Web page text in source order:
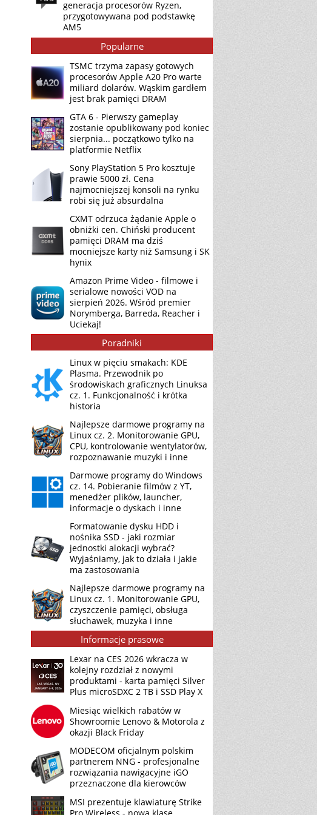
generacja procesorów Ryzen,
przygotowywana pod podstawkę
AM5
Popularne
TSMC trzyma zapasy gotowych
procesorów Apple A20 Pro warte
miliard dolarów. Wąskim gardłem
jest brak pamięci DRAM
GTA 6 - Pierwszy gameplay
zostanie opublikowany pod koniec
sierpnia... początkowo tylko na
platformie Netflix
Sony PlayStation 5 Pro kosztuje
prawie 5000 zł. Cena
najmocniejszej konsoli na rynku
robi się już absurdalna
CXMT odrzuca żądanie Apple o
obniżki cen. Chiński producent
pamięci DRAM ma dziś
mocniejsze karty niż Samsung i SK
hynix
Amazon Prime Video - filmowe i
serialowe nowości VOD na
sierpień 2026. Wśród premier
Norymberga, Barreda, Reacher i
Uciekaj!
Poradniki
Linux w pięciu smakach: KDE
Plasma. Przewodnik po
środowiskach graficznych Linuksa
cz. 1. Funkcjonalność i krótka
historia
Najlepsze darmowe programy na
Linux cz. 2. Monitorowanie GPU,
CPU, kontrolowanie wentylatorów,
rozpoznawanie muzyki i inne
Darmowe programy do Windows
cz. 14. Pobieranie filmów z YT,
menedżer plików, launcher,
informacje o dyskach i inne
Formatowanie dysku HDD i
nośnika SSD - jaki rozmiar
jednostki alokacji wybrać?
Wyjaśniamy, jak to działa i jakie
ma zastosowania
Najlepsze darmowe programy na
Linux cz. 1. Monitorowanie GPU,
czyszczenie pamięci, obsługa
słuchawek, muzyka i inne
Informacje prasowe
Lexar na CES 2026 wkracza w
kolejny rozdział z nowymi
produktami - karta pamięci Silver
Plus microSDXC 2 TB i SSD Play X
Miesiąc wielkich rabatów w
Showroomie Lenovo & Motorola z
okazji Black Friday
MODECOM oficjalnym polskim
partnerem NNG - profesjonalne
rozwiązania nawigacyjne iGO
przeznaczone dla kierowców
MSI prezentuje klawiaturę Strike
Pro Wireless - nową klasę